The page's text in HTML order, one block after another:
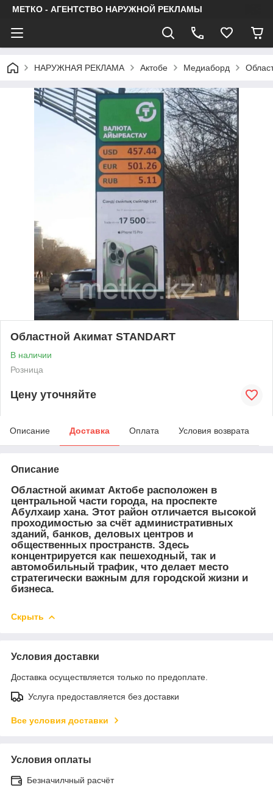
МЕТКО - АГЕНТСТВО НАРУЖНОЙ РЕКЛАМЫ
НАРУЖНАЯ РЕКЛАМА Актобе Медиаборд
Областной Акимат STANDART
В наличии
Розница
Цену уточняйте
Описание Доставка Оплата Условия возврата
Описание
Областной акимат Актобе расположен в
центральной части города, на проспекте
Абулхаир хана. Этот район отличается высокой
проходимостью за счёт административных
зданий, банков, деловых центров и
общественных пространств. Здесь
концентрируется как пешеходный, так и
автомобильный трафик, что делает место
стратегически важным для городской жизни и
бизнеса.
Скрыть
Условия доставки
Доставка осуществляется только по предоплате.
Услуга предоставляется без доставки
Все условия доставки
Условия оплаты
Безначилчный расчёт